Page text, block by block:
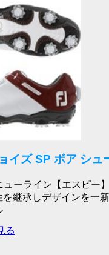
イズ SP ボア シュ
ーライン【エスピー】
継承しデザインを一
る